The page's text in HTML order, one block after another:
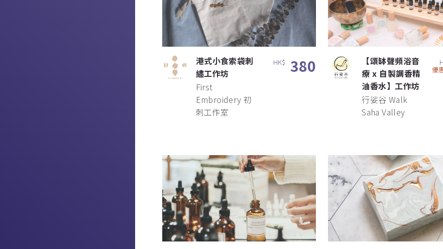
港式小食索袋刺
繡工作坊
First
Embroidery 初
刺工作室
HK$ 380
【頌缽聲頻浴音
療 x 自製調香精
油香水】工作坊
行娑谷 Walk
Saha Valley
優